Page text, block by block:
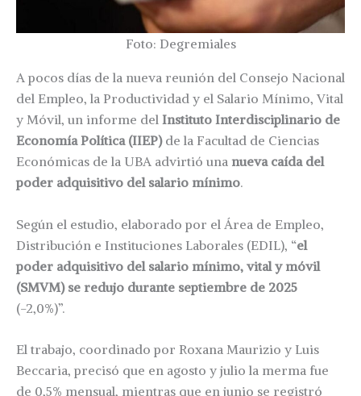
Foto: Degremiales
A pocos días de la nueva reunión del Consejo Nacional
del Empleo, la Productividad y el Salario Mínimo, Vital
y Móvil, un informe del Instituto Interdisciplinario de
Economía Política (IIEP)de la Facultad de Ciencias
Económicas de la UBA advirtió una nueva caída del
poder adquisitivo del salario mínimo.
Según el estudio, elaborado por el Área de Empleo,
Distribución e Instituciones Laborales (EDIL), “el
poder adquisitivo del salario mínimo, vital y móvil
(SMVM) se redujo durante septiembre de 2025
(-2,0%)”.
El trabajo, coordinado por Roxana Maurizio y Luis
Beccaria, precisó que en agosto y julio la merma fue
de 0,5% mensual, mientras que en junio se registró